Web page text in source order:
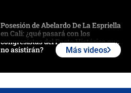
Posesión de Abelardo De La Espriella
en Cali: ¿qué pasará con los
congresistas del Pacto Histórico que
no asistirán?
Más videos